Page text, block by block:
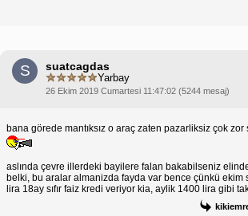
S suatcagdas
Yarbay
26 Ekim 2019 Cumartesi 11:47:02 (5244 mesaj)
bana görede mantıksız o araç zaten pazarliksiz çok zor
aslında çevre illerdeki bayilere falan bakabilseniz
belki, bu aralar almanizda fayda var bence çünkü ekim
lira 18ay sıfır faiz kredi veriyor kia, aylik 1400 lira gibi